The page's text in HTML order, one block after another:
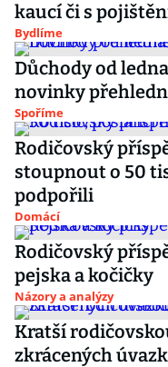
kaucí či s
Bydlíme
Důchody od
novinky
Spoříme
Rodičovský
stoupnout o 50
podpořili
Domácí
Rodičovský
pejska a kočičky
Názory a analýzy
Kratší
zkrácených